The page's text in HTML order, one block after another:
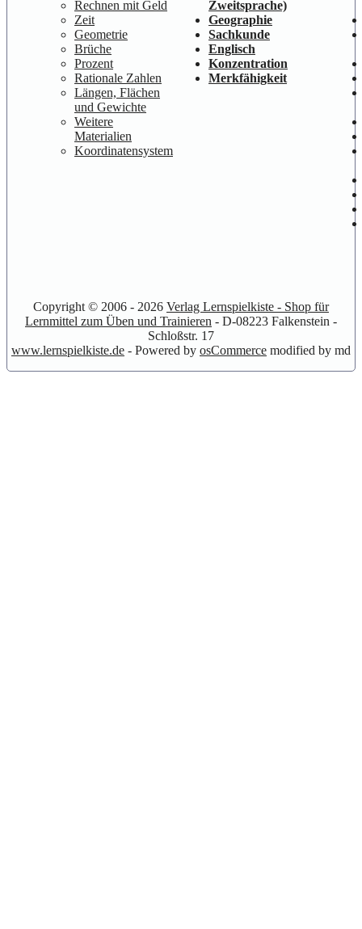
Rechnen mit Geld
Zeit
Geometrie
Brüche
Prozent
Rationale Zahlen
Längen, Flächen
und Gewichte
Weitere
Materialien
Koordinatensystem
Zweitsprache)
Geographie
Sachkunde
Englisch
Konzentration
Merkfähigkeit
Copyright © 2006 - 2026 Verlag Lernspielkiste - Shop für
Lernmittel zum Üben und Trainieren - D-08223 Falkenstein -
Schloßstr. 17
www.lernspielkiste.de - Powered by osCommerce modified by md